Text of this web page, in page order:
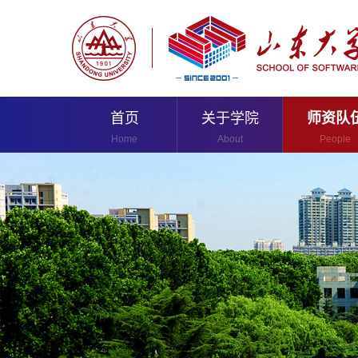
首页
Home
关于学院
About
师资队
People